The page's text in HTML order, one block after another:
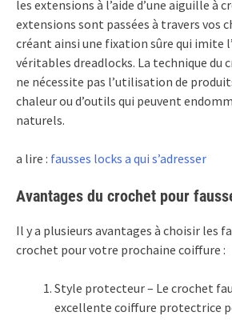
les extensions à l’aide d’une aiguille à
extensions sont passées à travers vos
créant ainsi une fixation sûre qui imite
véritables dreadlocks. La technique du
ne nécessite pas l’utilisation de
chaleur ou d’outils qui peuvent
naturels.
a lire : fausses locks a qui s’adresser
Avantages du crochet pour
Il y a plusieurs avantages à choisir les
crochet pour votre prochaine coiffure :
Style protecteur – Le crochet
excellente coiffure protectrice